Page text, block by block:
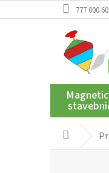
na
777 000
Domů